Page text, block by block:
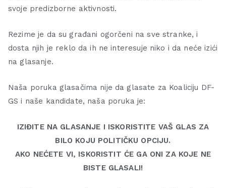
svoje predizborne aktivnosti.
Rezime je da su građani ogorčeni na sve stranke, i
dosta njih je reklo da ih ne interesuje niko i da neće izići
na glasanje.
Naša poruka glasačima nije da glasate za Koaliciju DF-
GS i naše kandidate, naša poruka je:
IZIĐITE NA GLASANJE I ISKORISTITE VAŠ GLAS ZA
BILO KOJU POLITIČKU OPCIJU.
AKO NEĆETE VI, ISKORISTIT ĆE GA ONI ZA KOJE NE
BISTE GLASALI!